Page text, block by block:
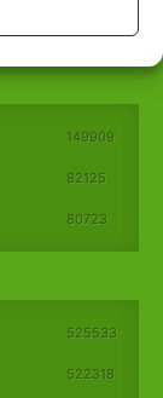
149909
82125
80723
525533
522318